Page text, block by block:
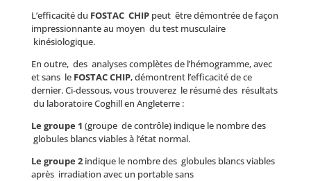
L’efficacité du FOSTAC CHIP peut être démontrée de façon
impressionnante au moyen du test musculaire
kinésiologique.
En outre, des analyses complètes de l’hémogramme, avec
et sans le FOSTAC CHIP, démontrent l’efficacité de ce
dernier. Ci-dessous, vous trouverez le résumé des résultats
du laboratoire Coghill en Angleterre :
Legroupe 1 (groupe de contrôle) indique le nombre des
globules blancs viables à l’état normal.
Legroupe 2 indique le nombre des globules blancs viables
après irradiation avec un portable sans